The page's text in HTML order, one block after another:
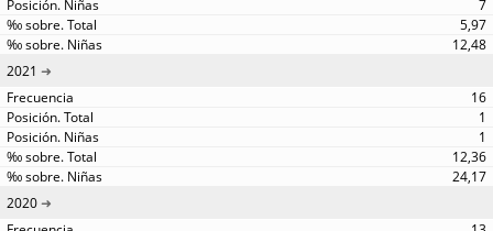
7
5,97
12,48
2021
16
1
1
12,36
24,17
2020